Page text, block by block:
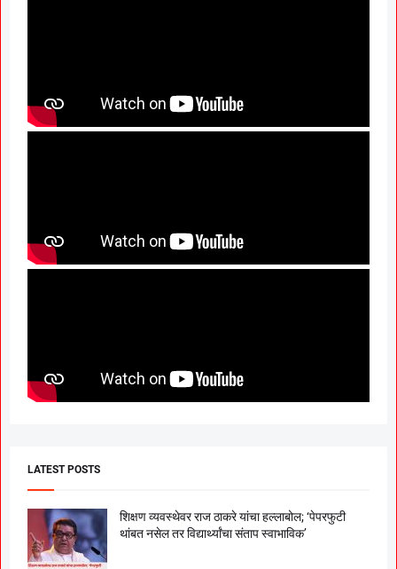
LATEST POSTS
शिक्षण व्यवस्थेवर राज ठाकरे यांचा हल्लाबोल; ‘पेपरफुटी
थांबत नसेल तर विद्यार्थ्यांचा संताप स्वाभाविक’